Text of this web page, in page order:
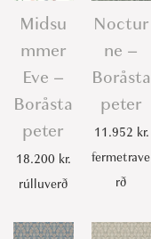
Midsu
mmer
Eve –
Boråsta
peter
18.200 kr.
rúlluverð
Noctur
ne –
Boråsta
peter
11.952 kr.
fermetrave
rð